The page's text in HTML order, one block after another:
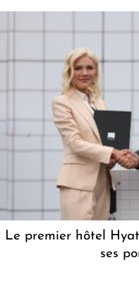
Le premier hôtel
ses